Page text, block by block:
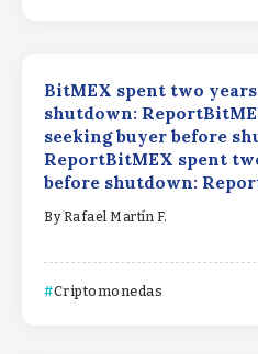
BitMEX spent two
shutdown:
seeking buyer before
ReportBitMEX spent
before shutdown:
By Rafael Martín F.
Criptomonedas